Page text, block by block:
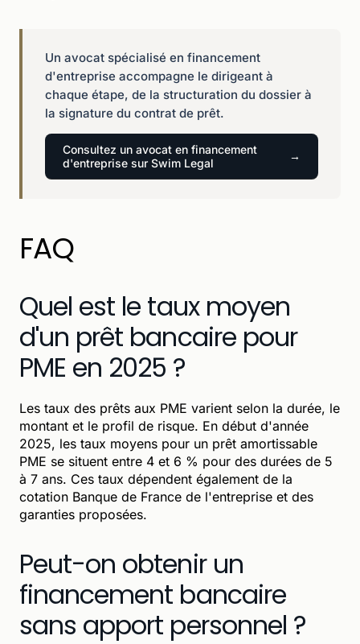
Un avocat spécialisé en financement
d'entreprise accompagne le dirigeant à
chaque étape, de la structuration du dossier à
la signature du contrat de prêt.
Consultez un avocat en financement
d'entreprise sur Swim Legal
FAQ
Quel est le taux moyen
d'un prêt bancaire pour
PME en 2025 ?
Les taux des prêts aux PME varient selon la durée, le
montant et le profil de risque. En début d'année
2025, les taux moyens pour un prêt amortissable
PME se situent entre 4 et 6 % pour des durées de 5
à 7 ans. Ces taux dépendent également de la
cotation Banque de France de l'entreprise et des
garanties proposées.
Peut-on obtenir un
financement bancaire
sans apport personnel ?